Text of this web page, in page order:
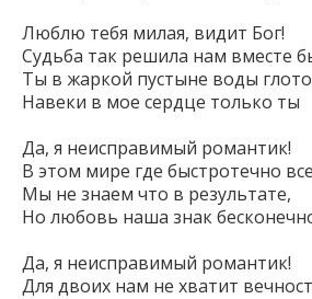
Люблю тебя милая, видит Бог!
Судьба так решила нам вместе
Ты в жаркой пустыне воды
Навеки в мое сердце только ты
Да, я неисправимый романтик!
В этом мире где быстротечно
Мы не знаем что в результате,
Но любовь наша знак
Да, я неисправимый романтик!
Для двоих нам не хватит